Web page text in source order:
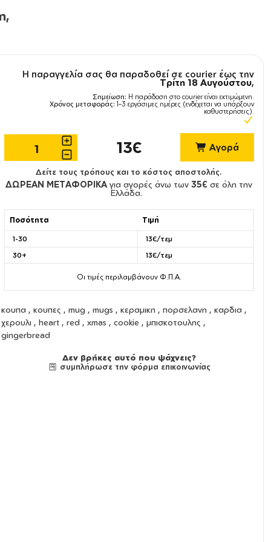
Η παραγγελία σας θα παραδοθεί σε courier έως την
Τρίτη 18 Αυγούστου,
Σημείωση: Η παράδοση στο courier είναι εκτιμώμενη.
Χρόνος μεταφοράς: 1–3 εργάσιμες ημέρες (ενδέχεται να υπάρξουν
καθυστερήσεις).
13€ Αγορά
Δείτε τους τρόπους και το κόστος αποστολής.
ΔΩΡΕΑΝ ΜΕΤΑΦΟΡΙΚΑ για αγορές άνω των35€ σε όλη την
Ελλάδα.
Ποσότητα Τιμή
1-30
13€/τεμ
30+
13€/τεμ
Οι τιμές περιλαμβάνουν Φ.Π.Α.
κουπα , κουπες , mug , mugs , κεραμικη , πορσελανη , καρδια ,
χερουλι , heart, red , xmas , cookie , μπισκοτουλης ,
gingerbread
Δεν βρήκες αυτό που ψάχνεις?
συμπλήρωσε την φόρμα επικοινωνίας